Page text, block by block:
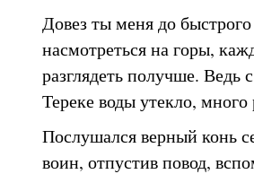
Довез ты меня до
насмотреться на горы,
разглядеть получше. Ведь
Тереке воды утекло, много
Послушался верный конь
воин, отпустив повод,